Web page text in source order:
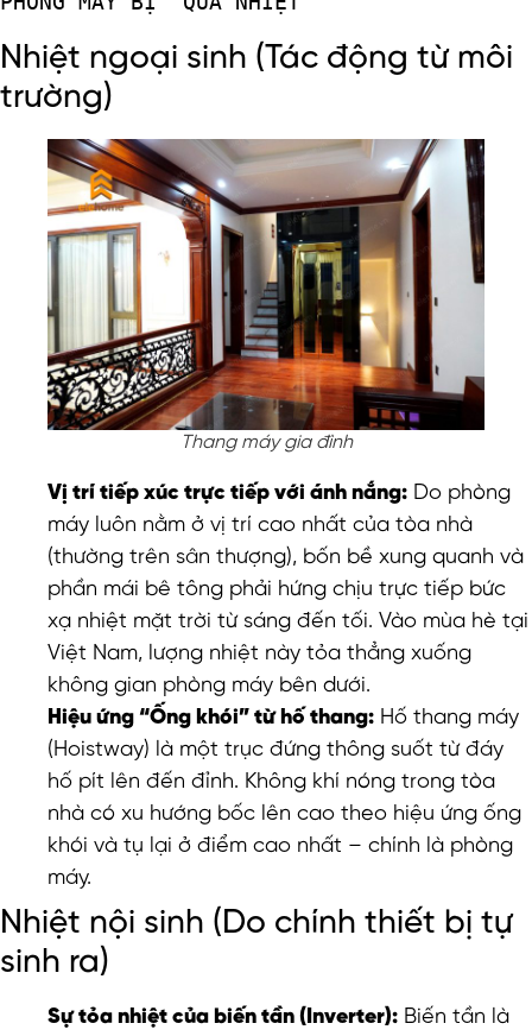
Nhiệt ngoại sinh (Tác động từ môi
trường)
Thang máy gia đình
Vị trí tiếp xúc trực tiếp với ánh nắng: Do phòng
máy luôn nằm ở vị trí cao nhất của tòa nhà
(thường trên sân thượng), bốn bề xung quanh và
phần mái bê tông phải hứng chịu trực tiếp bức
xạ nhiệt mặt trời từ sáng đến tối. Vào mùa hè tại
Việt Nam, lượng nhiệt này tỏa thẳng xuống
không gian phòng máy bên dưới.
Hiệu ứng “Ống khói” từ hố thang: Hố thang máy
(Hoistway) là một trục đứng thông suốt từ đáy
hố pít lên đến đỉnh. Không khí nóng trong tòa
nhà có xu hướng bốc lên cao theo hiệu ứng ống
khói và tụ lại ở điểm cao nhất – chính là phòng
máy.
Nhiệt nội sinh (Do chính thiết bị tự
sinh ra)
Sự tỏa nhiệt của biến tần (Inverter): Biến tần là